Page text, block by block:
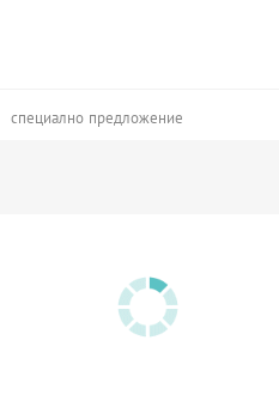
специално предложение